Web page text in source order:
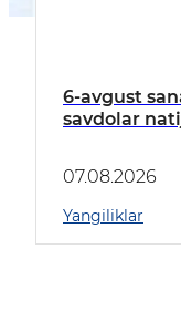
6-avgust
savdolar
07.08.2026
Yangiliklar